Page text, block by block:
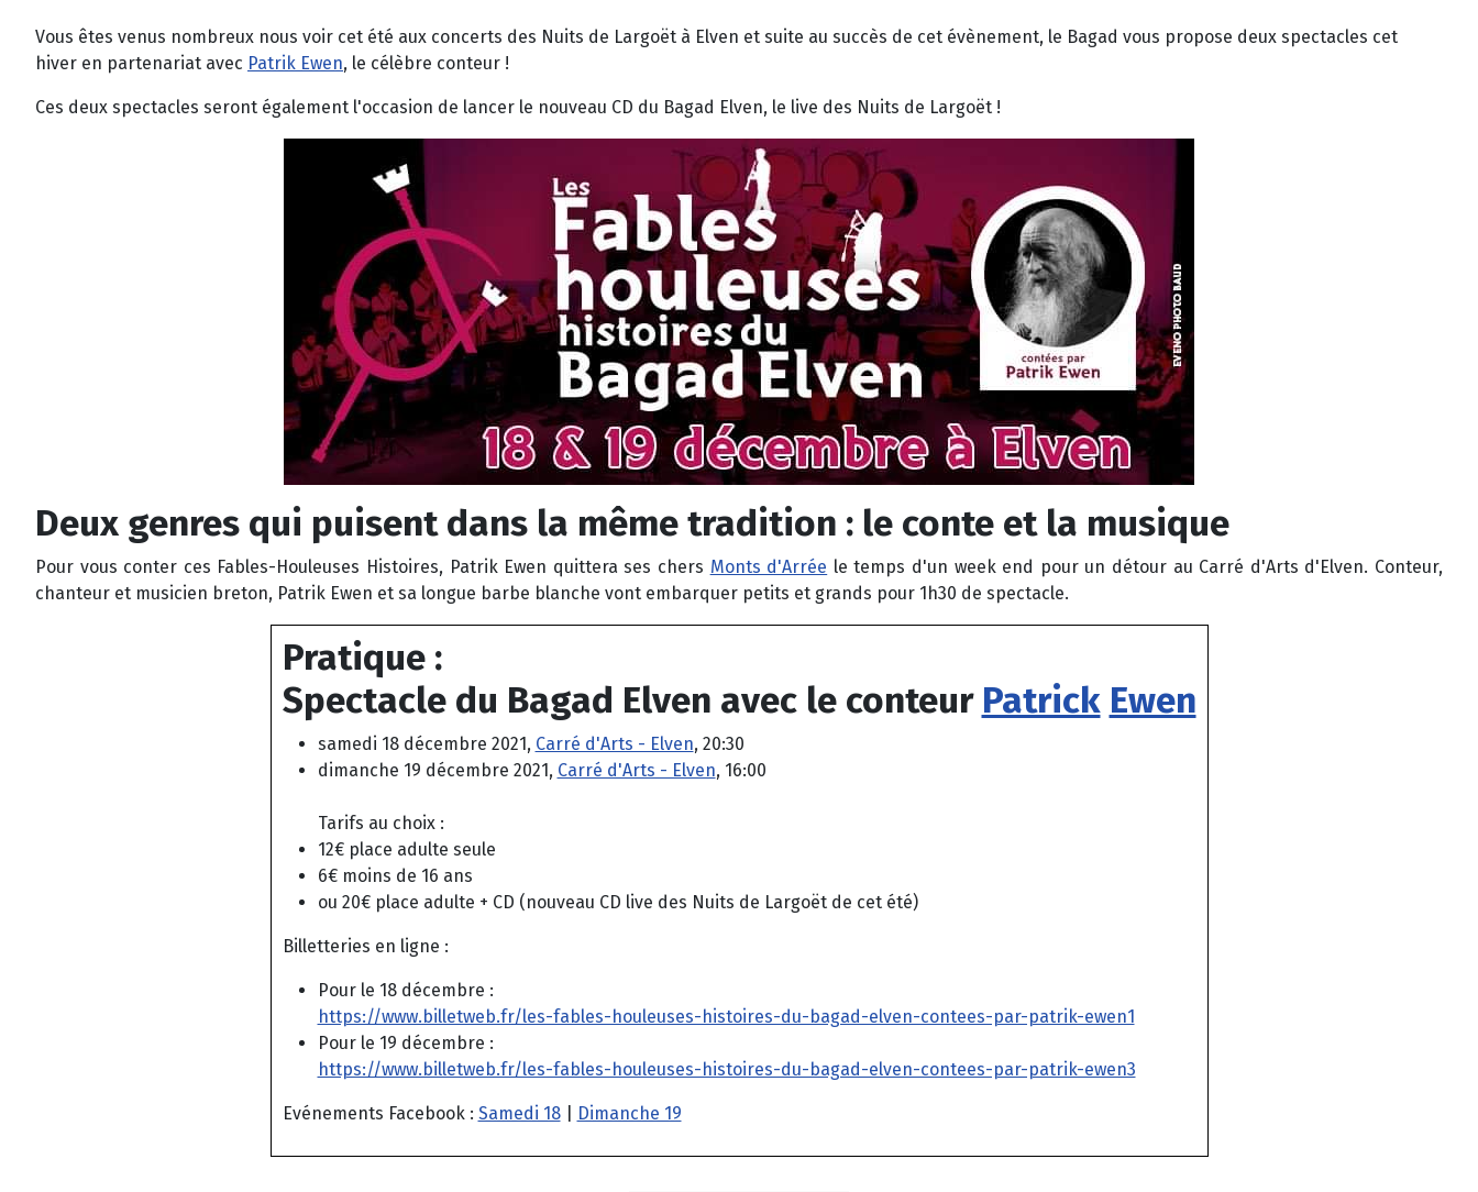
Vous êtes venus nombreux nous voir cet été aux concerts des Nuits de Largoët à Elven et suite au succès de cet évènement, le Bagad vous propose deux spectacles cet
hiver en partenariat avec Patrik Ewen, le célèbre conteur !
Ces deux spectacles seront également l'occasion de lancer le nouveau CD du Bagad Elven, le live des Nuits de Largoët !
Deux genres qui puisent dans la même tradition : le conte et la musique
Pour vous conter ces Fables-Houleuses Histoires, Patrik Ewen quittera ses chers Monts d'Arrée le temps d'un week end pour un détour au Carré d'Arts d'Elven. Conteur,
chanteur et musicien breton, Patrik Ewen et sa longue barbe blanche vont embarquer petits et grands pour 1h30 de spectacle.
Pratique :
Spectacle du Bagad Elven avec le conteur Patrick Ewen
samedi 18 décembre 2021, Carré d'Arts - Elven, 20:30
dimanche 19 décembre 2021, Carré d'Arts - Elven, 16:00
Tarifs au choix :
12€ place adulte seule
6€ moins de 16 ans
ou 20€ place adulte + CD (nouveau CD live des Nuits de Largoët de cet été)
Billetteries en ligne :
Pour le 18 décembre :
https://www.billetweb.fr/les-fables-houleuses-histoires-du-bagad-elven-contees-par-patrik-ewen1
Pour le 19 décembre :
https://www.billetweb.fr/les-fables-houleuses-histoires-du-bagad-elven-contees-par-patrik-ewen3
Evénements Facebook : Samedi 18| Dimanche 19